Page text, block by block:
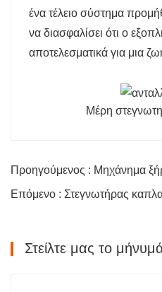
ένα τέλειο σύστημα
να διασφαλίσει ότι ο
αποτελεσματικά για μια
Μέρη
Επόμενο : Στεγνωτήρας
Στείλτε μας το